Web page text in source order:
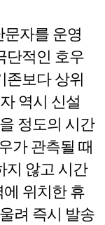
자를 운영
단적인 호우
존보다 상위
역시 신설
정도의 시간
가 관측될 때
지 않고 시간
위치한 휴
려 즉시 발송